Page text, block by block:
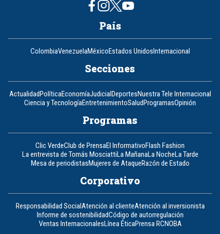
País
ColombiaVenezuelaMéxicoEstados UnidosInternacional
Secciones
ActualidadPolíticaEconomíaJudicialDeportesNuestra Tele Internacional
Ciencia y TecnologíaEntretenimientoSaludProgramasOpinión
Programas
Clic VerdeClub de PrensaEl InformativoFlash Fashion
La entrevista de Tomás MosciattiLa MañanaLa NocheLa Tarde
Mesa de periodistasMujeres de AtaqueRazón de Estado
Corporativo
Responsabilidad SocialAtención al clienteAtención al inversionista
Informe de sostenibilidadCódigo de autorregulación
Ventas InternacionalesLínea ÉticaPrensa RCNOBA